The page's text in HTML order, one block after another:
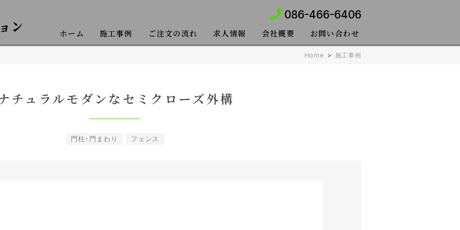
086-466-6406
ホーム 施工事例 ご注文の流れ 求人情報 会社概要 お問い合わせ
Home > 施工事例
チュラルモダンなセミクローズ外構
門柱･門まわり フェンス